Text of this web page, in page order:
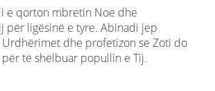
e qorton mbretin Noe dhe
për ligësinë e tyre. Abinadi jep
dhe profetizon se Zoti do
të shëlbuar popullin e Tij.